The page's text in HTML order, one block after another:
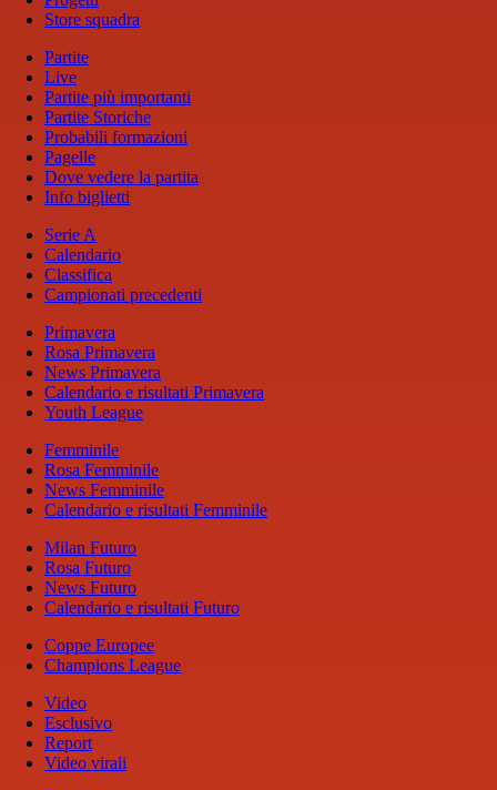
Store squadra
Partite
Live
Partite più importanti
Partite Storiche
Probabili formazioni
Pagelle
Dove vedere la partita
Info biglietti
Serie A
Calendario
Classifica
Campionati precedenti
Primavera
Rosa Primavera
News Primavera
Calendario e risultati Primavera
Youth League
Femminile
Rosa Femminile
News Femminile
Calendario e risultati Femminile
Milan Futuro
Rosa Futuro
News Futuro
Calendario e risultati Futuro
Coppe Europee
Champions League
Video
Esclusivo
Report
Video virali